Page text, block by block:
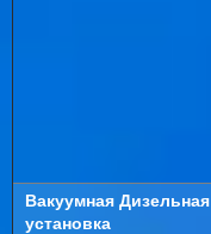
Вакуумная Дизельная
установка